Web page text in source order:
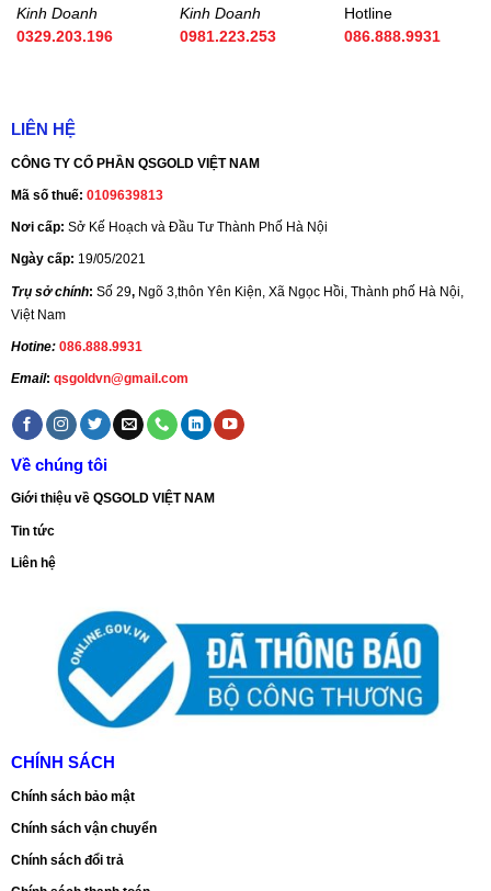
Kinh Doanh
0329.203.196
Kinh Doanh
0981.223.253
Hotline
086.888.9931
LIÊN HỆ
CÔNG TY CỔ PHẦN QSGOLD VIỆT NAM
Mã số thuế: 0109639813
Nơi cấp: Sở Kế Hoạch và Đầu Tư Thành Phố Hà Nội
Ngày cấp: 19/05/2021
Trụ sở chính: Số 29, Ngõ 3,thôn Yên Kiện, Xã Ngọc Hồi, Thành phố Hà Nội,
Việt Nam
Hotine: 086.888.9931
Email: qsgoldvn@gmail.com
Về chúng tôi
Giới thiệu về QSGOLD VIỆT NAM
Tin tức
Liên hệ
CHÍNH SÁCH
Chính sách bảo mật
Chính sách vận chuyển
Chính sách đổi trả